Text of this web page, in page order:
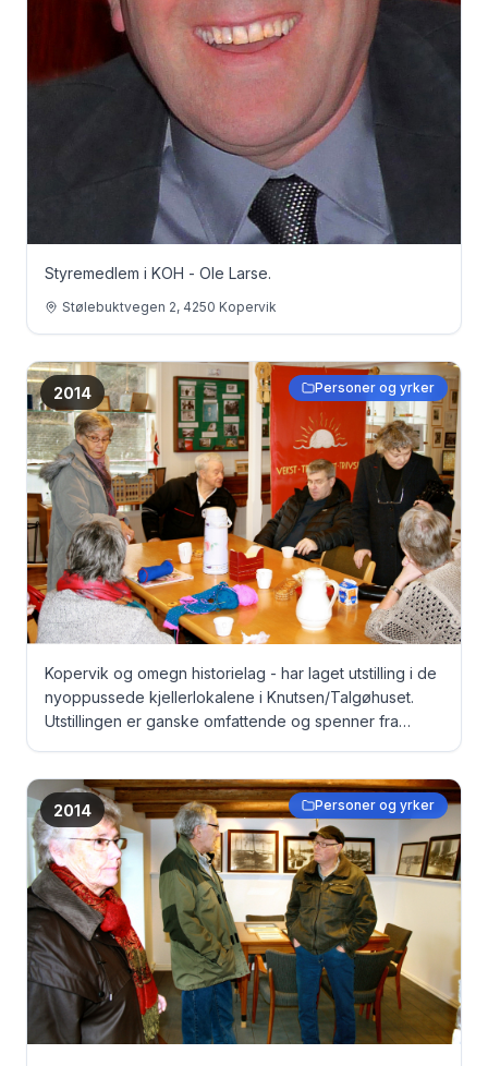
Styremedlem i KOH - Ole Larse.
Stølebuktvegen 2, 4250 Kopervik
2014 Personer og yrker
Kopervik og omegn historielag - har laget utstilling i de
nyoppussede kjellerlokalene i Knutsen/Talgøhuset.
Utstillingen er ganske omfattende og spenner fra
lokaler ... Fra vesntre: Grete Blikra, Harry Johan Skjold,
Ole Larsen, Ingrid Gismarvik, Sigvor Sevland
(Gismarvik)
2014 Personer og yrker